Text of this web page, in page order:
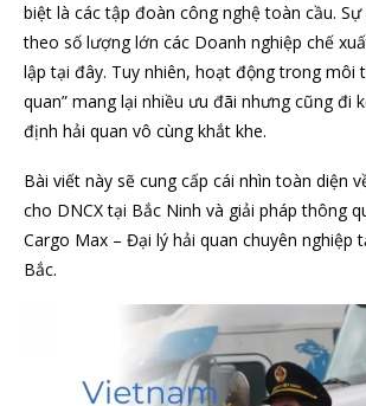
biệt là các tập đoàn công nghệ toàn cầu.
theo số lượng lớn các Doanh nghiệp chế
lập tại đây. Tuy nhiên, hoạt động trong môi
quan” mang lại nhiều ưu đãi nhưng cũng đi
định hải quan vô cùng khắt khe.
Bài viết này sẽ cung cấp cái nhìn toàn diện
cho DNCX tại Bắc Ninh và giải pháp thông
Cargo Max – Đại lý hải quan chuyên nghiệp
Bắc.